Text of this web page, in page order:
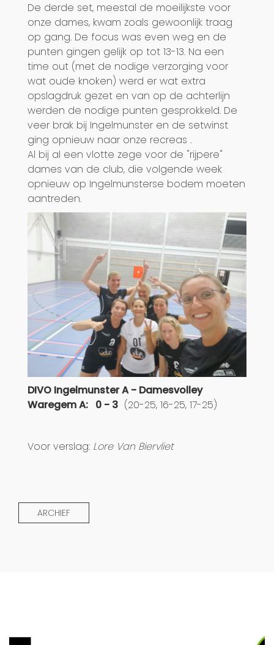
De derde set, meestal de moeilijkste voor
onze dames, kwam zoals gewoonlijk traag
op gang. De focus was even weg en de
punten gingen gelijk op tot 13-13. Na een
time out (met de nodige verzorging voor
wat oude knoken) werd er wat extra
opslagdruk gezet en van op de achterlijn
werden de nodige punten gesprokkeld. De
veer brak bij Ingelmunster en de setwinst
ging opnieuw naar onze recreas .
Al bij al een vlotte zege voor de "rijpere"
dames van de club, die volgende week
opnieuw op Ingelmunsterse bodem moeten
aantreden.
DIVO Ingelmunster A - Damesvolley
Waregem A: 0 - 3 (20-25, 16-25, 17-25)
Voor verslag: Lore Van Biervliet
ARCHIEF